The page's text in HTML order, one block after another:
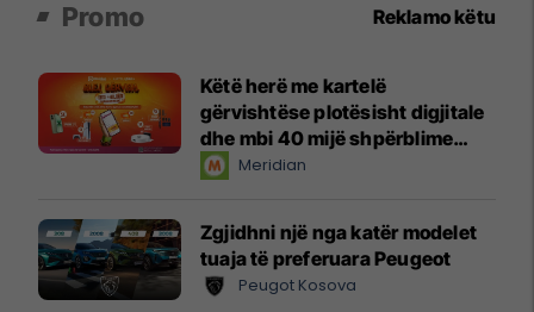
Promo Reklamo këtu
Këtë herë me kartelë
gërvishtëse plotësisht digjitale
dhe mbi 40 mijë shpërblime
instant!Meridian
Zgjidhni një nga katër modelet
tuaja të preferuara Peugeot
Peugot Kosova